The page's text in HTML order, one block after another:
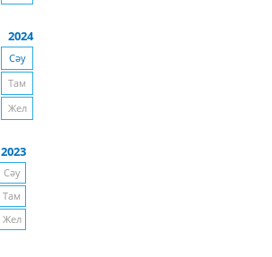
2024
Сәу
Там
Жел
2023
Сәу
Там
Жел